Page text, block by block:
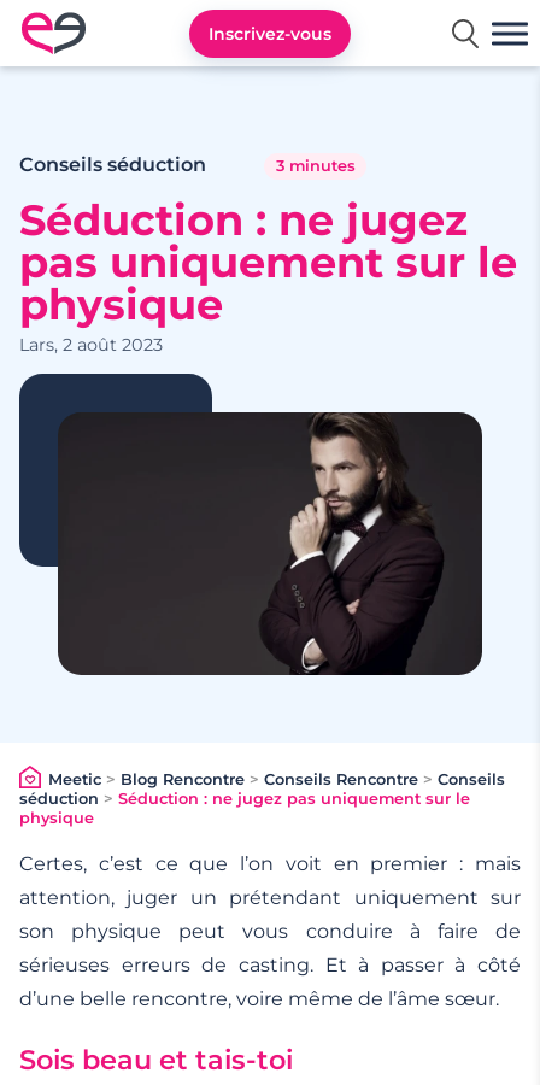
Rencontre en France avec Meetic
Inscrivez-vous
Conseils séduction 3 minutes
Séduction : ne jugez
pas uniquement sur le
physique
Lars, 2 août 2023
Meetic> Blog Rencontre > Conseils Rencontre > Conseils
séduction > Séduction : ne jugez pas uniquement sur le
physique
Certes, c’est ce que l’on voit en premier : mais
attention, juger un prétendant uniquement sur
son physique peut vous conduire à faire de
sérieuses erreurs de casting. Et à passer à côté
d’une belle rencontre, voire même de l’âme sœur.
Sois beau et tais-toi